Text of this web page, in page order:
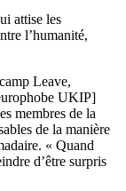
attise les
l’humanité,
Leave,
UKIP]
membres de la
de la manière
« Quand
d’être surpris